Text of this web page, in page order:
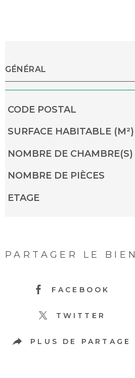
GÉNÉRAL
Caractérisque Valeurs
CODE POSTAL
SURFACE HABITABLE (M²)
NOMBRE DE CHAMBRE(S)
NOMBRE DE PIÈCES
ETAGE
PARTAGER LE BIEN
FACEBOOK
TWITTER
PLUS DE PARTAGE